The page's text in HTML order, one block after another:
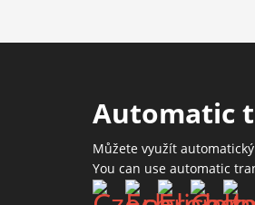
Automatic
Můžete využít
You can use automatic